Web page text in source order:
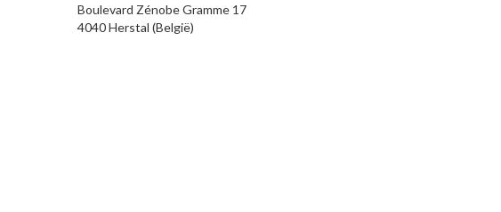
Boulevard Zénobe Gramme 17
4040 Herstal (België)